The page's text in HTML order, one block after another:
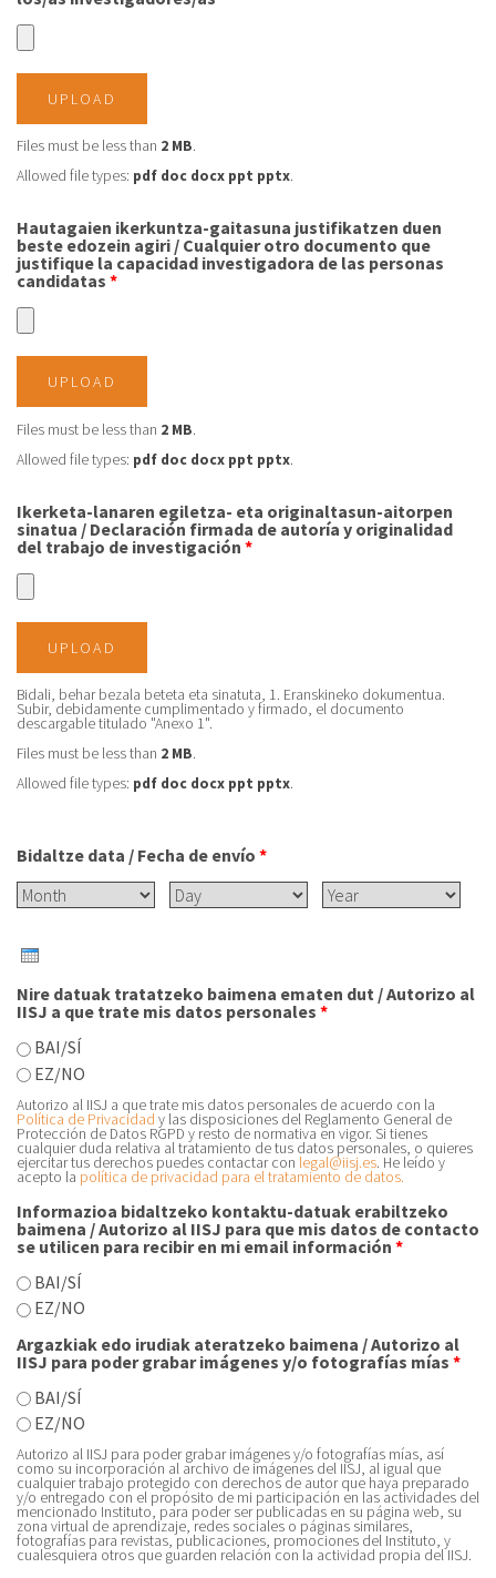
UPLOAD
Files must be less than 2 MB.
Allowed file types: pdf doc docx ppt pptx.
Hautagaien ikerkuntza-gaitasuna justifikatzen duen
beste edozein agiri / Cualquier otro documento que
justifique la capacidad investigadora de las personas
candidatas *
UPLOAD
Files must be less than 2 MB.
Allowed file types: pdf doc docx ppt pptx.
Ikerketa-lanaren egiletza- eta originaltasun-aitorpen
sinatua / Declaración firmada de autoría y originalidad
del trabajo de investigación *
UPLOAD
Bidali, behar bezala beteta eta sinatuta, 1. Eranskineko dokumentua.
Subir, debidamente cumplimentado y firmado, el documento
descargable titulado "Anexo 1".
Files must be less than 2 MB.
Allowed file types: pdf doc docx ppt pptx.
Bidaltze data / Fecha de envío *
Month
Day Year
Nire datuak tratatzeko baimena ematen dut / Autorizo al
IISJ a que trate mis datos personales *
BAI/SÍ
EZ/NO
Autorizo al IISJ a que trate mis datos personales de acuerdo con la
Política de Privacidad y las disposiciones del Reglamento General de
Protección de Datos RGPD y resto de normativa en vigor. Si tienes
cualquier duda relativa al tratamiento de tus datos personales, o quieres
ejercitar tus derechos puedes contactar con legal@iisj.es. He leído y
acepto la política de privacidad para el tratamiento de datos.
Informazioa bidaltzeko kontaktu-datuak erabiltzeko
baimena / Autorizo al IISJ para que mis datos de contacto
se utilicen para recibir en mi email información *
BAI/SÍ
EZ/NO
Argazkiak edo irudiak ateratzeko baimena / Autorizo al
IISJ para poder grabar imágenes y/o fotografías mías *
BAI/SÍ
EZ/NO
Autorizo al IISJ para poder grabar imágenes y/o fotografías mías, así
como su incorporación al archivo de imágenes del IISJ, al igual que
cualquier trabajo protegido con derechos de autor que haya preparado
y/o entregado con el propósito de mi participación en las actividades del
mencionado Instituto, para poder ser publicadas en su página web, su
zona virtual de aprendizaje, redes sociales o páginas similares,
fotografías para revistas, publicaciones, promociones del Instituto, y
cualesquiera otros que guarden relación con la actividad propia del IISJ.